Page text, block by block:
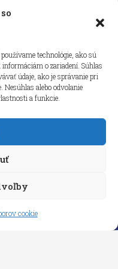
technológie, ako sú
o zariadení. Súhlas
údaje, ako je správanie pri
Nesúhlas alebo odvolanie
a funkcie.
cookie
cookie